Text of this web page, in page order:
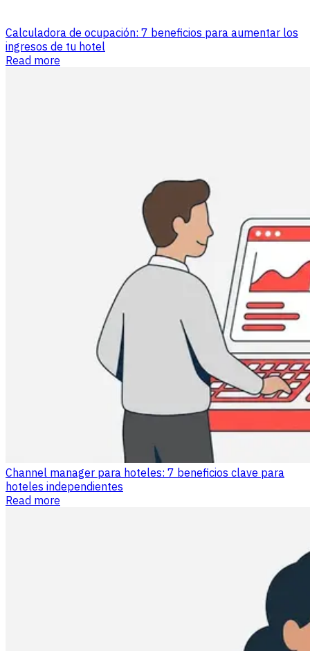
Calculadora de ocupación: 7 beneficios para aumentar los
ingresos de tu hotel
Read more
Channel manager para hoteles: 7 beneficios clave para
hoteles independientes
Read more